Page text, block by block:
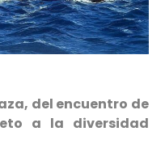
del encuentro de
a la diversidad